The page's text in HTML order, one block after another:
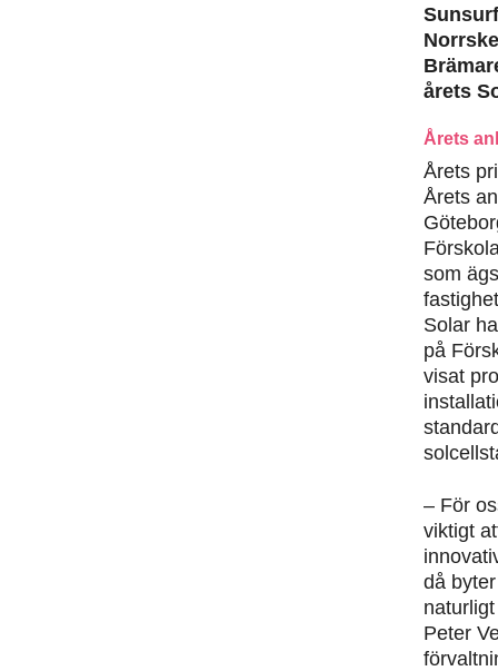
årets
Årets
Årets
Årets
som
Solar
på
visat
– För
viktigt
då
Peter